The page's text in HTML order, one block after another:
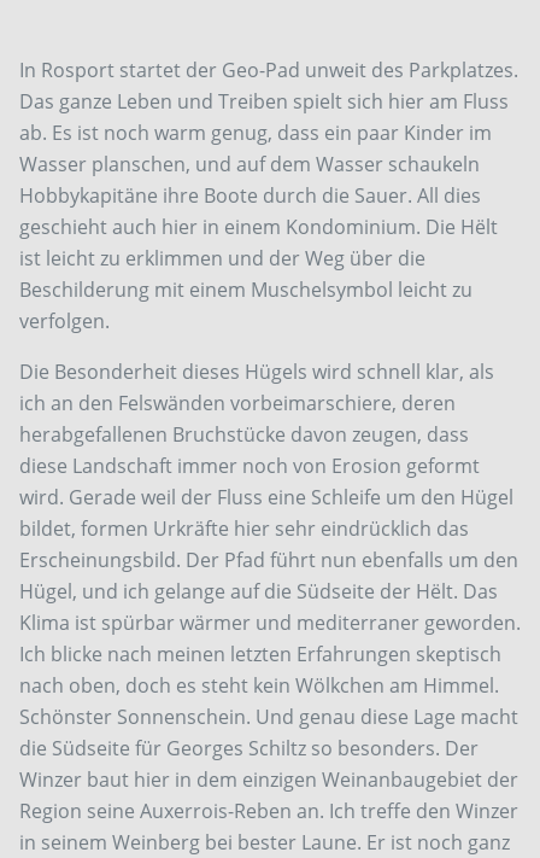
In Rosport startet der Geo-Pad unweit des Parkplatzes.
Das ganze Leben und Treiben spielt sich hier am Fluss
ab. Es ist noch warm genug, dass ein paar Kinder im
Wasser planschen, und auf dem Wasser schaukeln
Hobbykapitäne ihre Boote durch die Sauer. All dies
geschieht auch hier in einem Kondominium. Die Hëlt
ist leicht zu erklimmen und der Weg über die
Beschilderung mit einem Muschelsymbol leicht zu
verfolgen.
Die Besonderheit dieses Hügels wird schnell klar, als
ich an den Felswänden vorbeimarschiere, deren
herabgefallenen Bruchstücke davon zeugen, dass
diese Landschaft immer noch von Erosion geformt
wird. Gerade weil der Fluss eine Schleife um den Hügel
bildet, formen Urkräfte hier sehr eindrücklich das
Erscheinungsbild. Der Pfad führt nun ebenfalls um den
Hügel, und ich gelange auf die Südseite der Hëlt. Das
Klima ist spürbar wärmer und mediterraner geworden.
Ich blicke nach meinen letzten Erfahrungen skeptisch
nach oben, doch es steht kein Wölkchen am Himmel.
Schönster Sonnenschein. Und genau diese Lage macht
die Südseite für Georges Schiltz so besonders. Der
Winzer baut hier in dem einzigen Weinanbaugebiet der
Region seine Auxerrois-Reben an. Ich treffe den Winzer
in seinem Weinberg bei bester Laune. Er ist noch ganz